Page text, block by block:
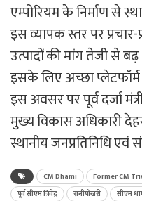
एम्पोरियम के निर्माण से
इस व्यापक स्तर पर प्रचार-
उत्पादों की मांग तेजी से बढ़
इसके लिए अच्छा प्लेटफॉर्म
इस अवसर पर पूर्व दर्जा
मुख्य विकास अधिकारी
स्थानीय जनप्रतिनिधि एवं
CM Dhami Former CM
पूर्व सीएम त्रिवेंद्र
रानीपोखरी सीएम